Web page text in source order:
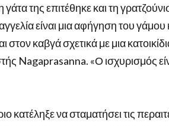
της επιτέθηκε και τη
είναι μια αφήγηση του γάμου
καβγά σχετικά με μια
Nagaprasanna. «Ο ισχυρισμός
κατέληξε να σταματήσει τις